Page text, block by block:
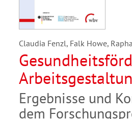
Claudia Fenzl, Falk Howe,
Gegenstand
zukunftsfähigen
Ergebnisse und
dem